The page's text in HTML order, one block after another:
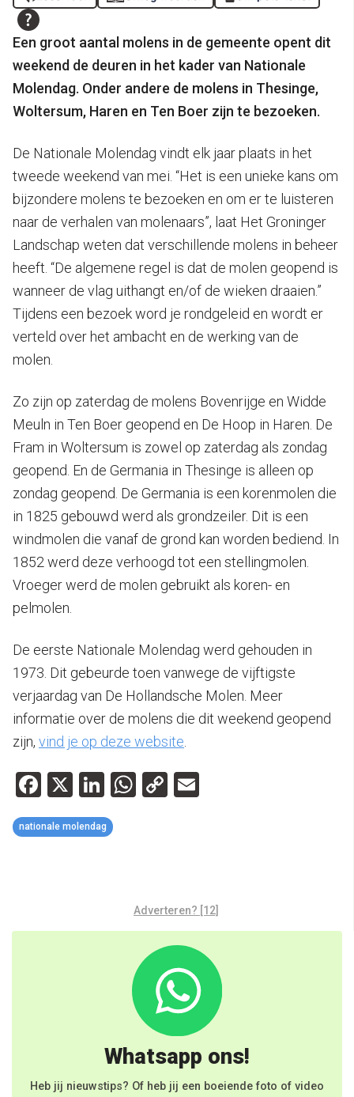
Een groot aantal molens in de gemeente opent dit
weekend de deuren in het kader van Nationale
Molendag. Onder andere de molens in Thesinge,
Woltersum, Haren en Ten Boer zijn te bezoeken.
De Nationale Molendag vindt elk jaar plaats in het
tweede weekend van mei. “Het is een unieke kans om
bijzondere molens te bezoeken en om er te luisteren
naar de verhalen van molenaars”, laat Het Groninger
Landschap weten dat verschillende molens in beheer
heeft. “De algemene regel is dat de molen geopend is
wanneer de vlag uithangt en/of de wieken draaien.”
Tijdens een bezoek word je rondgeleid en wordt er
verteld over het ambacht en de werking van de
molen.
Zo zijn op zaterdag de molens Bovenrijge en Widde
Meuln in Ten Boer geopend en De Hoop in Haren. De
Fram in Woltersum is zowel op zaterdag als zondag
geopend. En de Germania in Thesinge is alleen op
zondag geopend. De Germania is een korenmolen die
in 1825 gebouwd werd als grondzeiler. Dit is een
windmolen die vanaf de grond kan worden bediend. In
1852 werd deze verhoogd tot een stellingmolen.
Vroeger werd de molen gebruikt als koren- en
pelmolen.
De eerste Nationale Molendag werd gehouden in
1973. Dit gebeurde toen vanwege de vijftigste
verjaardag van De Hollandsche Molen. Meer
informatie over de molens die dit weekend geopend
zijn, vind je op deze website.
Facebook
X LinkedIn
WhatsApp
Copy
nationale molendag
Adverteren? [12]
Whatsapp ons!
Heb jij nieuwstips? Of heb jij een boeiende foto of video